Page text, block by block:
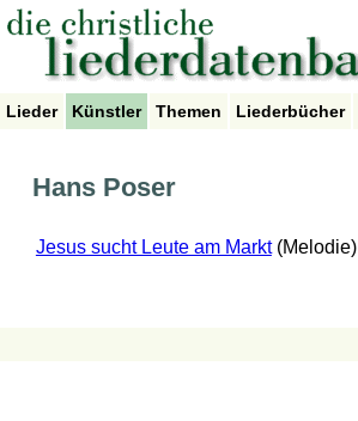
Lieder Künstler Themen Liederbücher
Hans Poser
Jesus sucht Leute am Markt (Melodie)